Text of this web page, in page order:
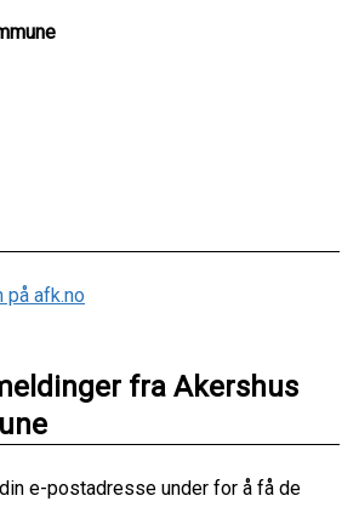
på afk.no
fra Akershus
e-postadresse under for å få de